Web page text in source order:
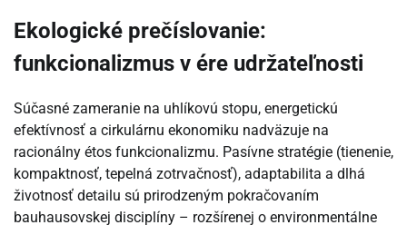
Ekologické prečíslovanie:
funkcionalizmus v ére udržateľnosti
Súčasné zameranie na uhlíkovú stopu, energetickú
efektívnosť a cirkulárnu ekonomiku nadväzuje na
racionálny étos funkcionalizmu. Pasívne stratégie (tienenie,
kompaktnosť, tepelná zotrvačnosť), adaptabilita a dlhá
životnosť detailu sú prirodzeným pokračovaním
bauhausovskej disciplíny – rozšírenej o environmentálne